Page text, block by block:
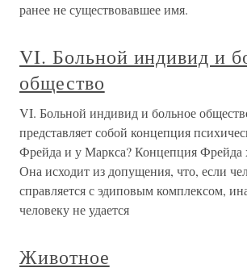
ранее не существовавшее имя.
VI. Больной индивид и
общество
VI. Больной индивид и больное
представляет собой концепция
Фрейда и у Маркса? Концепция Фрейда
Она исходит из допущения, что, если
справляется с эдиповым комплексом,
человеку не удается
Животное